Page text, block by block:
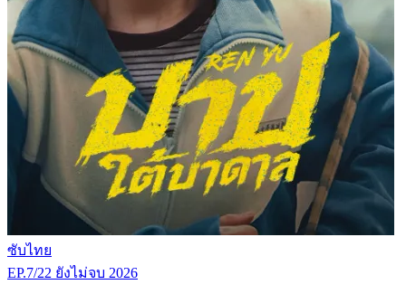
ซับไทย
EP.7/22 ยังไม่จบ 2026